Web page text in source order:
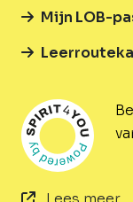
Mijn LOB-